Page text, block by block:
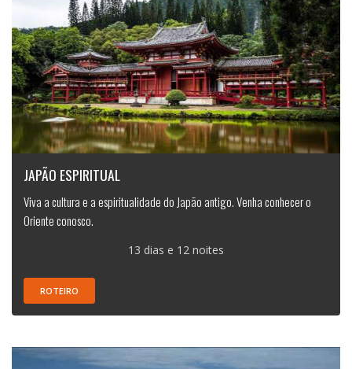
JAPÃO ESPIRITUAL
Viva a cultura e a espiritualidade do Japão antigo. Venha conhecer o
Oriente conosco.
13 dias e 12 noites
ROTEIRO